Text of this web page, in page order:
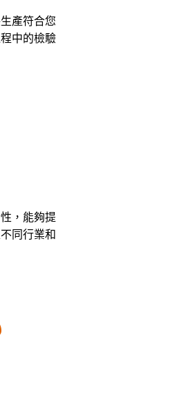
產符合您
中的檢驗
，能夠提
同行業和